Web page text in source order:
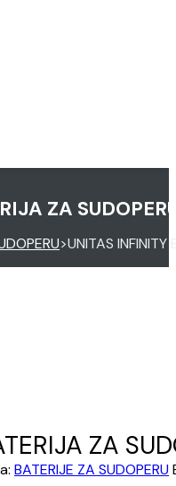
ZA
>UNITAS INFINITY
ZA
BATERIJE ZA SUDOPERU